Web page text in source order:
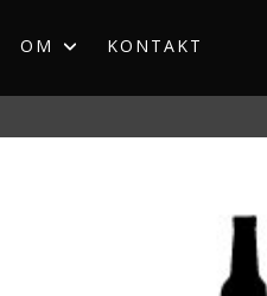
OM KONTAKT